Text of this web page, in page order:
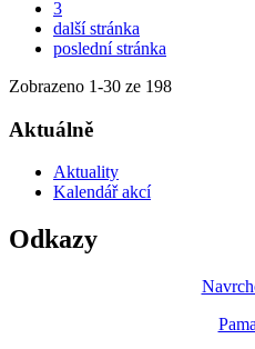
3
další stránka
poslední stránka
Zobrazeno 1-30 ze 198
Aktuálně
Aktuality
Kalendář akcí
Odkazy